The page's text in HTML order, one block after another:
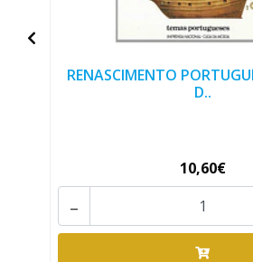
RENASCIMENTO
D..
10,60€
-